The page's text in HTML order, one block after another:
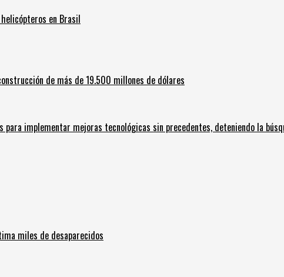
en Brasil
de más de 19.500 millones de dólares
para implementar mejoras tecnológicas sin precedentes, deteniendo la
miles de desaparecidos